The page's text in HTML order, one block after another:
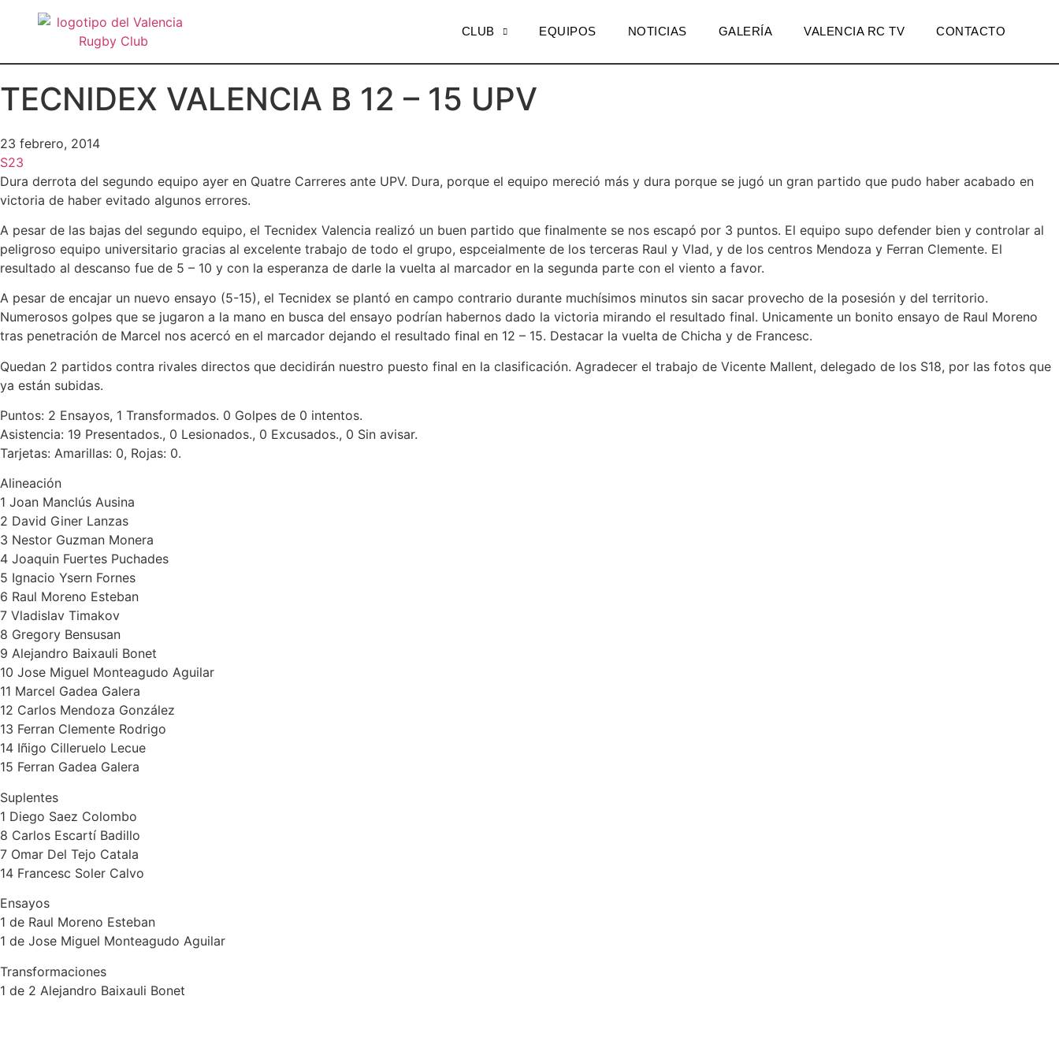
CLUB EQUIPOS NOTICIAS GALERÍA VALENCIA RC TV CONTACTO
TECNIDEX VALENCIA B 12 – 15 UPV
23 febrero, 2014
S23
Dura derrota del segundo equipo ayer en Quatre Carreres ante UPV. Dura, porque el equipo mereció más y dura porque se jugó un gran partido que pudo haber acabado en
victoria de haber evitado algunos errores.
A pesar de las bajas del segundo equipo, el Tecnidex Valencia realizó un buen partido que finalmente se nos escapó por 3 puntos. El equipo supo defender bien y controlar al
peligroso equipo universitario gracias al excelente trabajo de todo el grupo, espceialmente de los terceras Raul y Vlad, y de los centros Mendoza y Ferran Clemente. El
resultado al descanso fue de 5 – 10 y con la esperanza de darle la vuelta al marcador en la segunda parte con el viento a favor.
A pesar de encajar un nuevo ensayo (5-15), el Tecnidex se plantó en campo contrario durante muchísimos minutos sin sacar provecho de la posesión y del territorio.
Numerosos golpes que se jugaron a la mano en busca del ensayo podrían habernos dado la victoria mirando el resultado final. Unicamente un bonito ensayo de Raul Moreno
tras penetración de Marcel nos acercó en el marcador dejando el resultado final en 12 – 15. Destacar la vuelta de Chicha y de Francesc.
Quedan 2 partidos contra rivales directos que decidirán nuestro puesto final en la clasificación. Agradecer el trabajo de Vicente Mallent, delegado de los S18, por las fotos que
ya están subidas.
Puntos: 2 Ensayos, 1 Transformados. 0 Golpes de 0 intentos.
Asistencia: 19 Presentados., 0 Lesionados., 0 Excusados., 0 Sin avisar.
Tarjetas: Amarillas: 0, Rojas: 0.
Alineación
1 Joan Manclús Ausina
2 David Giner Lanzas
3 Nestor Guzman Monera
4 Joaquin Fuertes Puchades
5 Ignacio Ysern Fornes
6 Raul Moreno Esteban
7 Vladislav Timakov
8 Gregory Bensusan
9 Alejandro Baixauli Bonet
10 Jose Miguel Monteagudo Aguilar
11 Marcel Gadea Galera
12 Carlos Mendoza González
13 Ferran Clemente Rodrigo
14 Iñigo Cilleruelo Lecue
15 Ferran Gadea Galera
Suplentes
1 Diego Saez Colombo
8 Carlos Escartí Badillo
7 Omar Del Tejo Catala
14 Francesc Soler Calvo
Ensayos
1 de Raul Moreno Esteban
1 de Jose Miguel Monteagudo Aguilar
Transformaciones
1 de 2 Alejandro Baixauli Bonet